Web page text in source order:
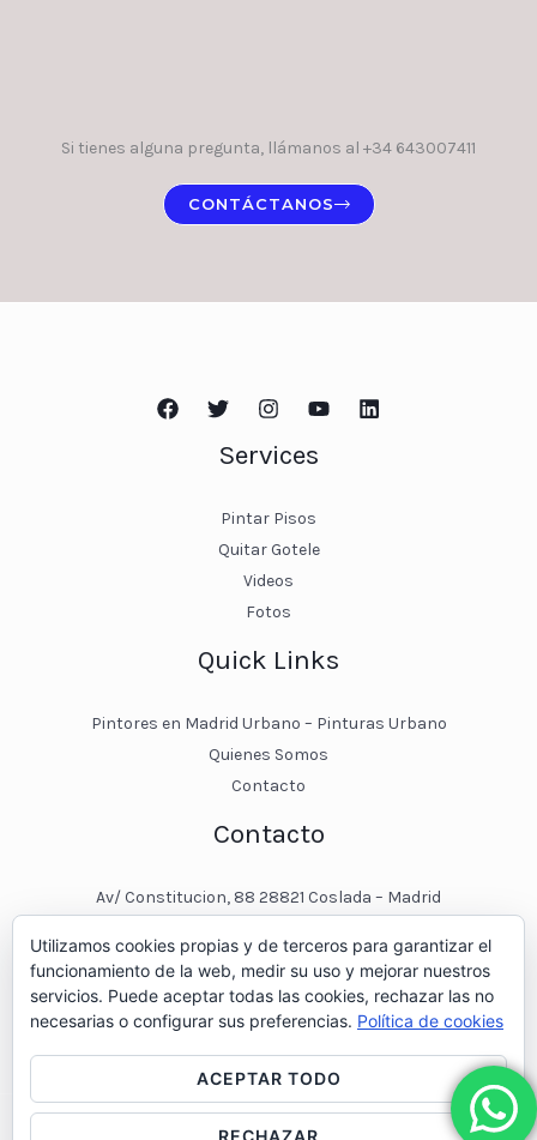
Si tienes alguna pregunta, llámanos al +34 643007411
CONTÁCTANOS
Services
Pintar Pisos
Quitar Gotele
Videos
Fotos
Quick Links
Pintores en Madrid Urbano – Pinturas Urbano
Quienes Somos
Contacto
Contacto
Av/ Constitucion, 88 28821 Coslada – Madrid
pinturasurbano@hotmail.es
+34 – 643 00 74 11
Utilizamos cookies propias y de terceros para garantizar el
funcionamiento de la web, medir su uso y mejorar nuestros
servicios. Puede aceptar todas las cookies, rechazar las no
necesarias o configurar sus preferencias. Política de cookies
ACEPTAR TODO
RECHAZAR